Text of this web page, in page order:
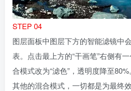
STEP 04
图层面板中图层下方的智能滤镜中
表。点击最上方的“干画笔”右侧有
合模式改为“滤色”，透明度降至
其他的混合模式，一切都是为最终效